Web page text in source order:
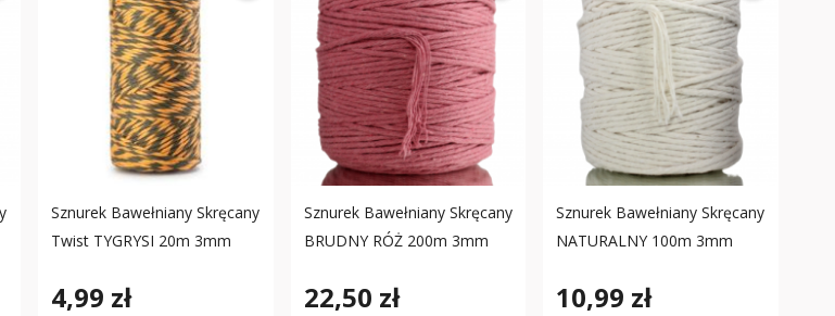
Sznurek Bawełniany Skręcany
Twist TYGRYSI 20m 3mm
4,99 zł
Sznurek Bawełniany Skręcany
BRUDNY RÓŻ 200m 3mm
22,50 zł
Sznurek Bawełniany Skręcany
NATURALNY 100m 3mm
10,99 zł